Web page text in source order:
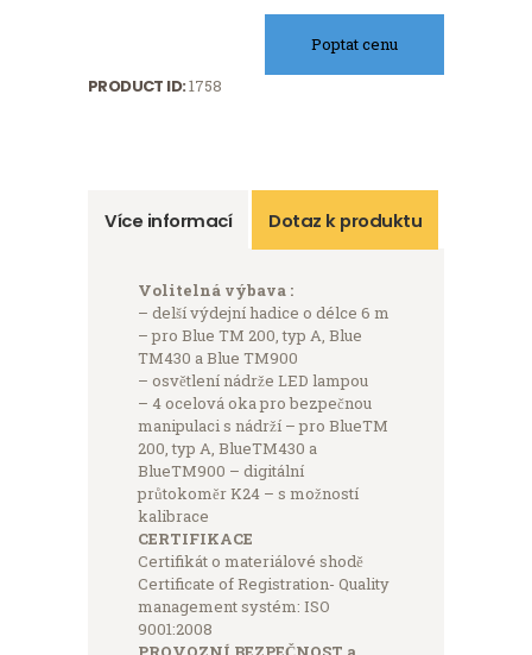
Poptat cenu
PRODUCT ID:1758
Více informací Dotaz k produktu
Volitelná výbava :
– delší výdejní hadice o délce 6 m
– pro Blue TM 200, typ A, Blue
TM430 a Blue TM900
– osvětlení nádrže LED lampou
– 4 ocelová oka pro bezpečnou
manipulaci s nádrží – pro BlueTM
200, typ A, BlueTM430 a
BlueTM900 – digitální
průtokoměr K24 – s možností
kalibrace
CERTIFIKACE
Certifikát o materiálové shodě
Certificate of Registration- Quality
management systém: ISO
9001:2008